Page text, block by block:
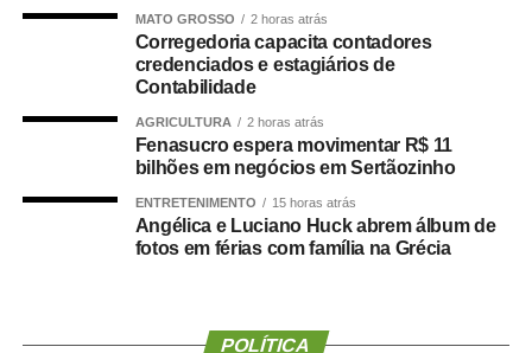
desigual dentro da pasta.
Danielle Carmona é servidora efetiva do município e atua
como enfermeira de carreira. Conforme os relatos, ela
teria se beneficiado de decisões administrativas tomadas
enquanto ainda ocupava o cargo de secretária.
Prefeitura nega irregularidades
Em nota, a Prefeitura de Cuiabá afirmou que não há
Segundo o município, Danielle Carmona possui todos os
MATO GROSSO 2 horas atrás
Corregedoria capacita contadores
credenciados e estagiários de
Contabilidade
AGRICULTURA 2 horas atrás
Fenasucro espera movimentar R$ 11
bilhões em negócios em Sertãozinho
ENTRETENIMENTO 15 horas atrás
Angélica e Luciano Huck abrem álbum de
fotos em férias com família na Grécia
POLÍTICA